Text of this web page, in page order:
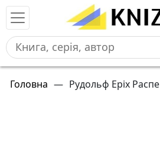
Головна — Рудольф Еріх Распе